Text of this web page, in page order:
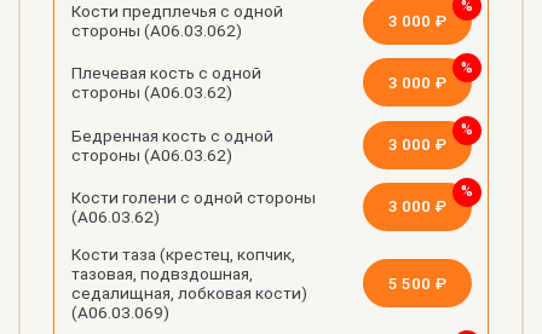
Кости предплечья с одной
стороны (А06.03.062)
3 000 ₽
Плечевая кость с одной
стороны (А06.03.62)
3 000 ₽
Бедренная кость с одной
стороны (А06.03.62)
3 000 ₽
Кости голени с одной стороны
(А06.03.62)
3 000 ₽
Кости таза (крестец, копчик,
тазовая, подвздошная,
седалищная, лобковая кости)
(А06.03.069)
5 500 ₽